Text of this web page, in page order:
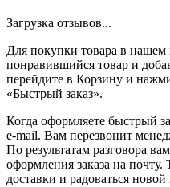
Загрузка отзывов...
Для покупки товара в нашем
понравившийся товар и
перейдите в Корзину и
«Быстрый заказ».
Когда оформляете быстрый
e-mail. Вам перезвонит
По результатам разговора
оформления заказа на почту.
доставки и радоваться